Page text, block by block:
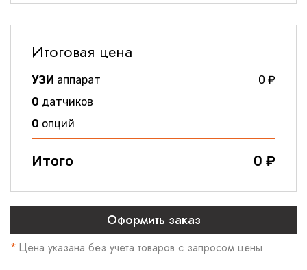
Итоговая цена
УЗИ аппарат 0 ₽
0 датчиков
0 опций
Итого 0 ₽
* Цена указана без учета товаров с запросом цены